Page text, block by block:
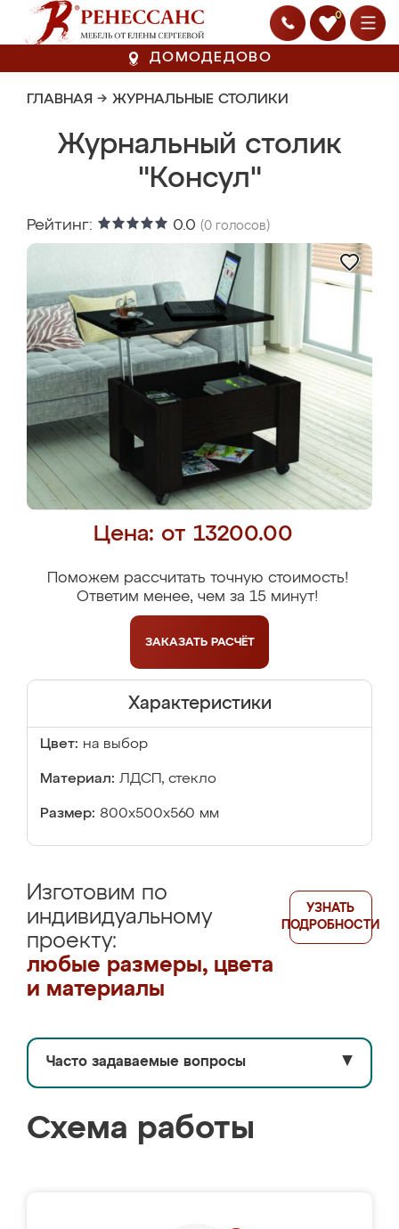
0
ДОМОДЕДОВО
ГЛАВНАЯ → ЖУРНАЛЬНЫЕ СТОЛИКИ
Журнальный столик
"Консул"
Рейтинг: 0.0 (0 голосов)
Цена: от 13200.00
Поможем рассчитать точную стоимость!
Ответим менее, чем за 15 минут!
ЗАКАЗАТЬ РАСЧЁТ
Характеристики
Цвет: на выбор
Материал: ЛДСП, стекло
Размер: 800х500х560 мм
Изготовим по
индивидуальному
проекту:
любые размеры, цвета
и материалы
УЗНАТЬ
ПОДРОБНОСТИ
Часто задаваемые вопросы ▼
Схема работы